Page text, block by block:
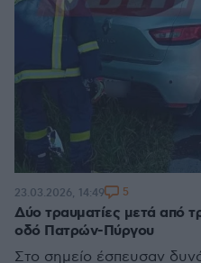
Δύο τραυματίες μετά από
οδό Πατρών-Πύργου
Στο σημείο έσπευσαν
23.03.2026, 14:49 5